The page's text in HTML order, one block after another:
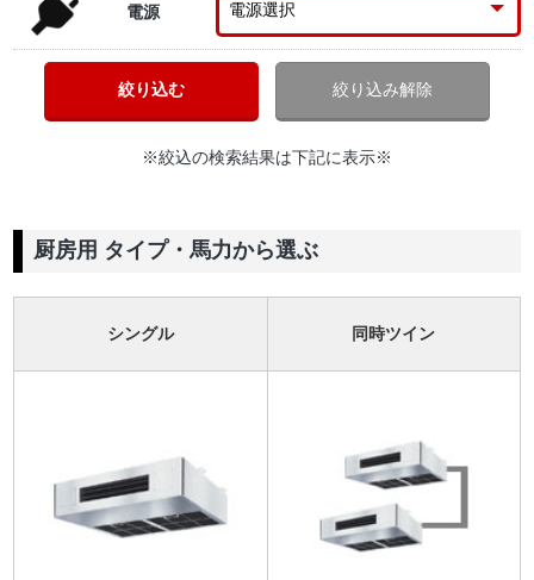
電源
※絞込の検索結果は下記に表示※
厨房用 タイプ・馬力から選ぶ
シングル 同時ツイン